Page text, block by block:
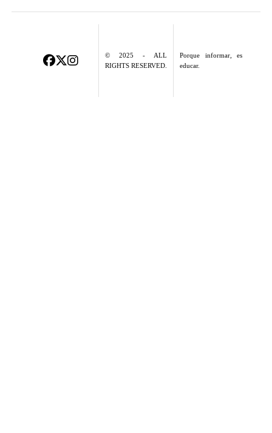
© 2025 - ALL
RIGHTS RESERVED.
Porque informar, es
educar.